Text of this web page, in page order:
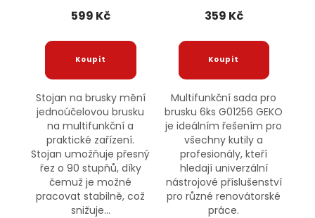
599 Kč
Stojan na brusky mění
jednoúčelovou brusku
na multifunkční a
praktické zařízení.
Stojan umožňuje přesný
řez o 90 stupňů, díky
čemuž je možné
pracovat stabilně, což
snižuje...
359 Kč
Multifunkční sada pro
brusku 6ks G01256 GEKO
je ideálním řešením pro
všechny kutily a
profesionály, kteří
hledají univerzální
nástrojové příslušenství
pro různé renovátorské
práce.